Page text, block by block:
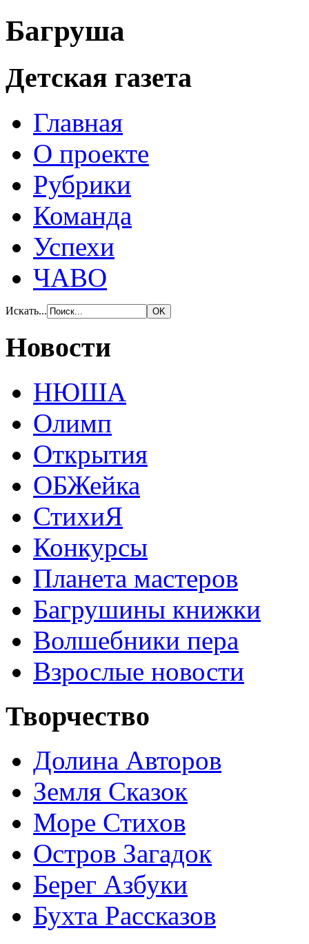
Багруша
Детская газета
Главная
О проекте
Рубрики
Команда
Успехи
ЧАВО
Искать...
Новости
НЮША
Олимп
Открытия
ОБЖейка
СтихиЯ
Конкурсы
Планета мастеров
Багрушины книжки
Волшебники пера
Взрослые новости
Творчество
Долина Авторов
Земля Сказок
Море Стихов
Остров Загадок
Берег Азбуки
Бухта Рассказов